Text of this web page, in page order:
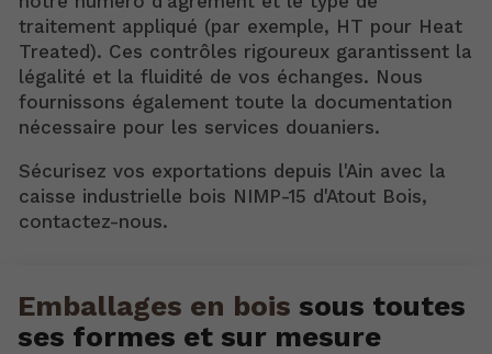
traitement appliqué (par exemple, HT pour Heat
Treated). Ces contrôles rigoureux garantissent la
légalité et la fluidité de vos échanges. Nous
fournissons également toute la documentation
nécessaire pour les services douaniers.
Sécurisez vos exportations depuis l'Ain avec la
caisse industrielle bois NIMP-15 d'Atout Bois,
contactez-nous.
Emballages en bois sous toutes
ses formes et sur mesure